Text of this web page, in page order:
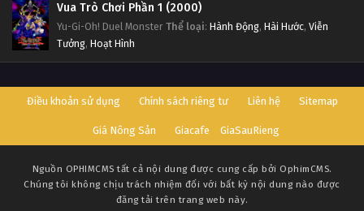
Vua Trò Chơi Phần 1 (2000)
Yu-Gi-Oh! Duel Monster Thể loại: Hành Động, Hài Hước, Viễn
Tưởng, Hoạt Hình
Điều khoản sử dụng Chính sách riêng tư Liên hệ Sitemap
Giá Nông Sản Giacafe GiaSauRieng
Nguồn OPHIMCMS tất cả nội dung được cung cấp bởi OphimCMS.
Chúng tôi không chịu trách nhiệm đối với bất kỳ nội dung nào được
đăng tải trên trang web này.